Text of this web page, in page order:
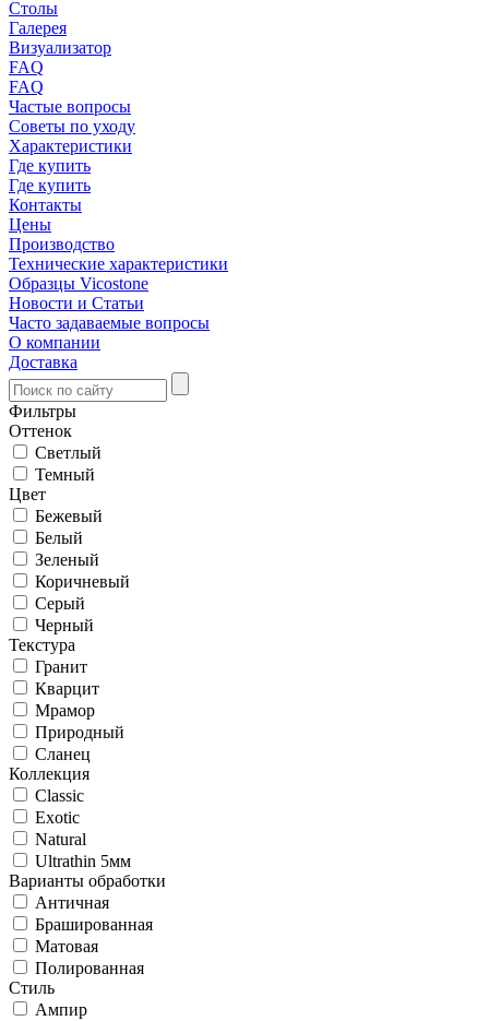
Столы
Галерея
Визуализатор
FAQ
FAQ
Частые вопросы
Советы по уходу
Характеристики
Где купить
Где купить
Контакты
Цены
Производство
Технические характеристики
Образцы Vicostone
Новости и Статьи
Часто задаваемые вопросы
О компании
Доставка
Фильтры
Оттенок
Светлый
Темный
Цвет
Бежевый
Белый
Зеленый
Коричневый
Серый
Черный
Текстура
Гранит
Кварцит
Мрамор
Природный
Сланец
Коллекция
Classic
Exotic
Natural
Ultrathin 5мм
Варианты обработки
Античная
Брашированная
Матовая
Полированная
Стиль
Ампир